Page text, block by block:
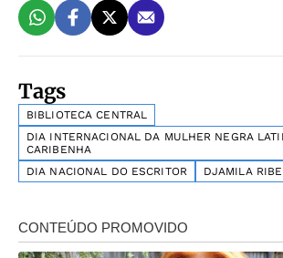
Tags
BIBLIOTECA CENTRAL
DIA INTERNACIONAL DA MULHER NEGRA
CARIBENHA
DIA NACIONAL DO ESCRITOR
DJAMILA